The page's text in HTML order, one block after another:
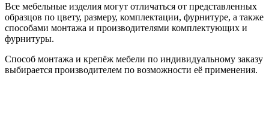
Все мебельные изделия могут отличаться от представленных
образцов по цвету, размеру, комплектации, фурнитуре, а также
способами монтажа и производителями комплектующих и
фурнитуры.
Способ монтажа и крепёж мебели по индивидуальному заказу
выбирается производителем по возможности её применения.